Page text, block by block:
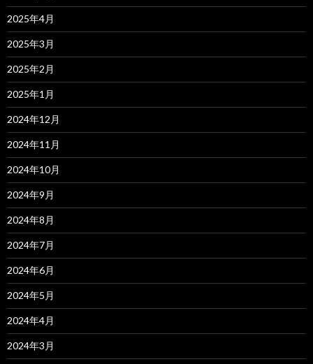
2025年4月
2025年3月
2025年2月
2025年1月
2024年12月
2024年11月
2024年10月
2024年9月
2024年8月
2024年7月
2024年6月
2024年5月
2024年4月
2024年3月